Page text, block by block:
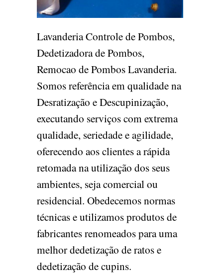
Lavanderia Controle de Pombos,
Dedetizadora de Pombos,
Remocao de Pombos Lavanderia.
Somos referência em qualidade na
Desratização e Descupinização,
executando serviços com extrema
qualidade, seriedade e agilidade,
oferecendo aos clientes a rápida
retomada na utilização dos seus
ambientes, seja comercial ou
residencial. Obedecemos normas
técnicas e utilizamos produtos de
fabricantes renomeados para uma
melhor dedetização de ratos e
dedetização de cupins.